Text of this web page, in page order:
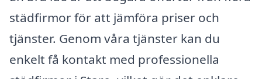
städfirmor för att jämföra priser och
tjänster. Genom våra tjänster kan du
enkelt få kontakt med professionella